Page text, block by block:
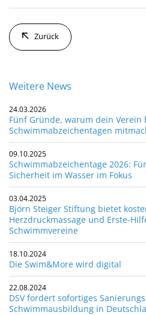
Zurück
Weitere News
24.03.2026
Fünf Gründe, warum dein Verein
Schwimmabzeichentagen
09.10.2025
Schwimmabzeichentage 2026:
Sicherheit im Wasser im Fokus
03.04.2025
Björn Steiger Stiftung bietet
Herzdruckmassage und Erste-
Schwimmvereine
18.10.2024
Die Swim&More wird digital
22.08.2024
DSV fordert sofortiges
Schwimmausbildung in